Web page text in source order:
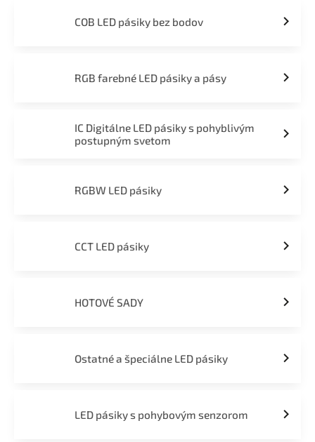
COB LED pásiky bez bodov
RGB farebné LED pásiky a pásy
IC Digitálne LED pásiky s pohyblivým
postupným svetom
RGBW LED pásiky
CCT LED pásiky
HOTOVÉ SADY
Ostatné a špeciálne LED pásiky
LED pásiky s pohybovým senzorom